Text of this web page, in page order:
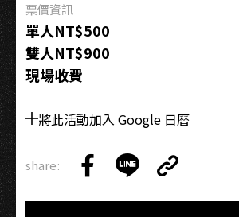
票價資訊
單人NT$500
雙人NT$900
現場收費
將此活動加入 Google 日曆
share:
on
on
Link
Copy